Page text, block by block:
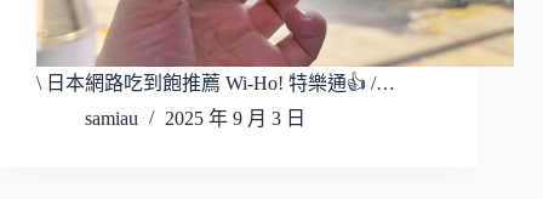
\ 日本網路吃到飽推薦 Wi-Ho! 特樂通👍 /…
samiau
2025 年 9 月 3 日